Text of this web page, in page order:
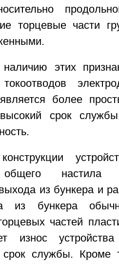
торцевые части
наличию этих
более
срок
настила
из бункера и
из бункера
частей
износ
службы. Кроме